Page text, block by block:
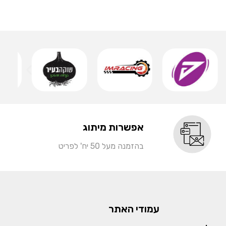
אפשרות מיתוג
בהזמנה מעל 50 יח' לפריט
עמודי האתר